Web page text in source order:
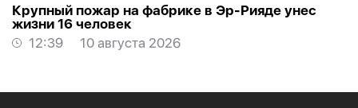
Крупный пожар на фабрике в Эр-Рияде унес
жизни 16 человек
12:39
10 августа 2026